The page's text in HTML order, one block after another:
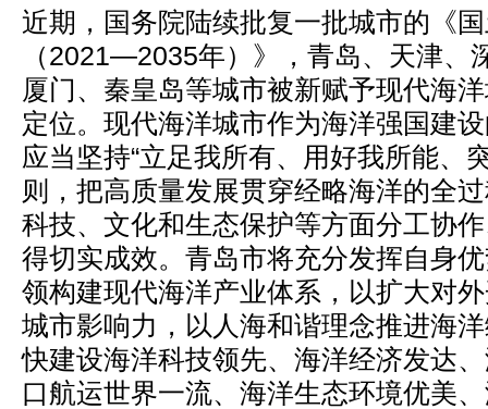
近期，国务院陆续批复一批城市的《
（2021—2035年）》，青岛、天津、
厦门、秦皇岛等城市被新赋予现代海
定位。现代海洋城市作为海洋强国建
应当坚持“立足我所有、用好我所能、
则，把高质量发展贯穿经略海洋的全
科技、文化和生态保护等方面分工协
得切实成效。青岛市将充分发挥自身
领构建现代海洋产业体系，以扩大对
城市影响力，以人海和谐理念推进海
快建设海洋科技领先、海洋经济发达
口航运世界一流、海洋生态环境优美